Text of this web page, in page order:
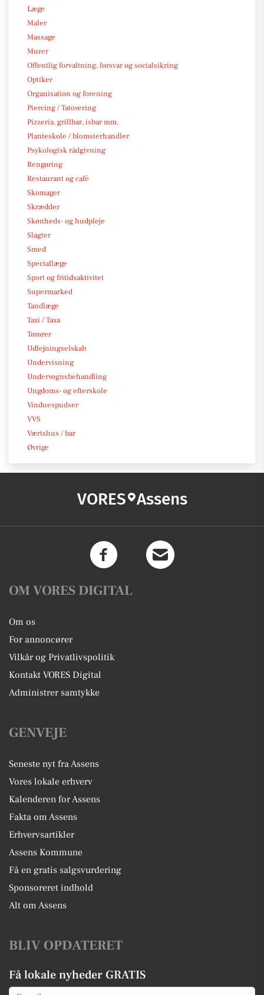
Læge
Maler
Massage
Murer
Offentlig forvaltning, forsvar og socialsikring
Optiker
Organisation og forening
Piercing / Tatovering
Pizzeria, grillbar, isbar mm.
Planteskole / blomsterhandler
Psykologisk rådgivning
Rengøring
Restaurant og café
Skomager
Skrædder
Skønheds- og hudpleje
Slagter
Smed
Speciallæge
Sport og fritidsaktivitet
Supermarked
Tandlæge
Taxi / Taxa
Tømrer
Udlejningselskab
Undervisning
Undervognsbehandling
Ungdoms- og efterskole
Vinduespudser
VVS
Værtshus / bar
Øvrige
VORES Assens
OM VORES DIGITAL
Om os
For annoncører
Vilkår og Privatlivspolitik
Kontakt VORES Digital
Administrer samtykke
GENVEJE
Seneste nyt fra Assens
Vores lokale erhverv
Kalenderen for Assens
Fakta om Assens
Erhvervsartikler
Assens Kommune
Få en gratis salgsvurdering
Sponsoreret indhold
Alt om Assens
BLIV OPDATERET
Få lokale nyheder GRATIS